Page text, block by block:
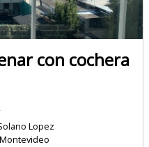
con cochera
Lopez